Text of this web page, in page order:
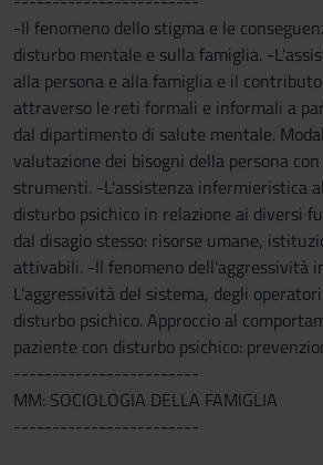
-Il fenomeno dello stigma e le
disturbo mentale e sulla famiglia. -
alla persona e alla famiglia e il
attraverso le reti formali e informali a
dal dipartimento di salute mentale.
valutazione dei bisogni della persona
strumenti. -L'assistenza infermieristica
disturbo psichico in relazione ai diversi
dal disagio stesso: risorse umane,
attivabili. -Il fenomeno dell'aggressività
L'aggressività del sistema, degli
disturbo psichico. Approccio al
paziente con disturbo psichico:
------------------------
MM: SOCIOLOGIA DELLA FAMIGLIA
------------------------